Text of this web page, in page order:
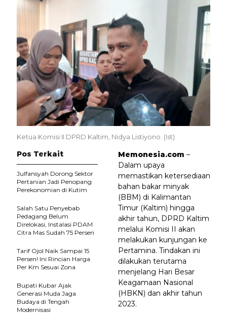
Ketua Komisi II DPRD Kaltim, Nidya Listiyono. (Ist)
Memonesia.com –
Dalam upaya
memastikan ketersediaan
bahan bakar minyak
(BBM) di Kalimantan
Timur (Kaltim) hingga
akhir tahun, DPRD Kaltim
melalui Komisi II akan
melakukan kunjungan ke
Pertamina. Tindakan ini
dilakukan terutama
menjelang Hari Besar
Keagamaan Nasional
(HBKN) dan akhir tahun
2023.
Pos Terkait
Julfansyah Dorong Sektor
Pertanian Jadi Penopang
Perekonomian di Kutim
Salah Satu Penyebab
Pedagang Belum
Direlokasi, Instalasi PDAM
Citra Mas Sudah 75 Persen
Tarif Ojol Naik Sampai 15
Persen! Ini Rincian Harga
Per Km Sesuai Zona
Bupati Kubar Ajak
Generasi Muda Jaga
Budaya di Tengah
Modernisasi